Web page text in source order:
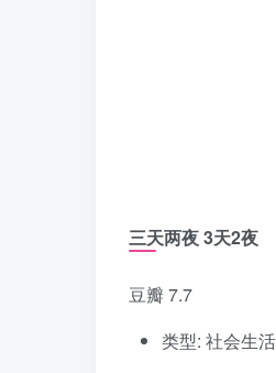
三天两夜 3天2夜
豆瓣 7.7
类型: 社会生活